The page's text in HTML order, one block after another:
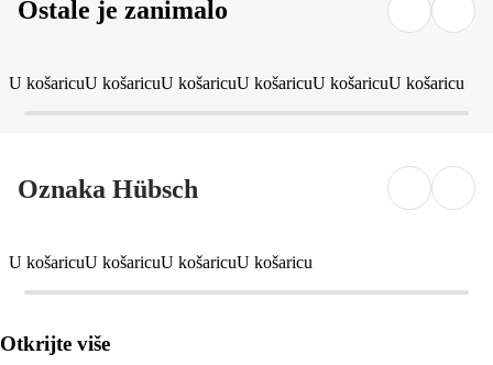
Ostale je zanimalo
U košaricuU košaricuU košaricuU košaricuU košaricuU košaricu
Oznaka Hübsch
U košaricuU košaricuU košaricuU košaricu
Otkrijte više